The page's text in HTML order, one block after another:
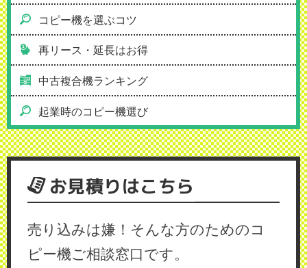
コピー機を選ぶコツ
再リース・延長はお得
中古複合機ランキング
起業時のコピー機選び
お見積りはこちら
売り込みは嫌！そんな方のためのコ
ピー機ご相談窓口です。